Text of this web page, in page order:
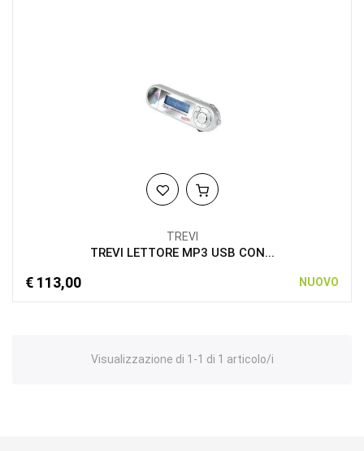
TREVI
TREVI LETTORE MP3 USB CON...
€ 113,00 NUOVO
Visualizzazione di 1-1 di 1 articolo/i